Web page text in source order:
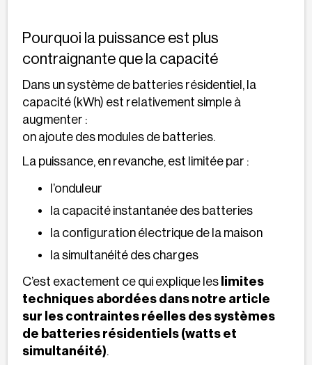
Pourquoi la puissance est plus
contraignante que la capacité
Dans un système de batteries résidentiel, la
capacité (kWh) est relativement simple à
augmenter :
on ajoute des modules de batteries.
La puissance, en revanche, est limitée par :
l’onduleur
la capacité instantanée des batteries
la configuration électrique de la maison
la simultanéité des charges
C’est exactement ce qui explique les limites
techniques abordées dans notre article
sur les contraintes réelles des systèmes
de batteries résidentiels (watts et
simultanéité).